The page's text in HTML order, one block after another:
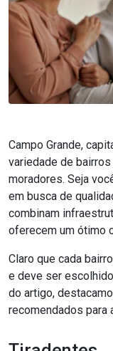
Campo Grande,
variedade de
moradores. Seja
em busca de
combinam
oferecem um ótimo
Claro que cada
e deve ser
do artigo,
recomendados para